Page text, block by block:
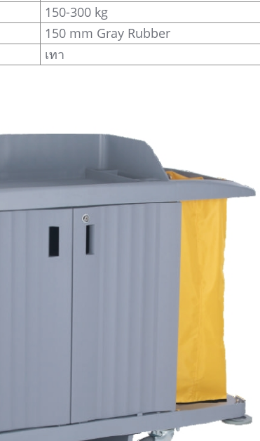
150-300 kg
150 mm Gray Rubber
เทา